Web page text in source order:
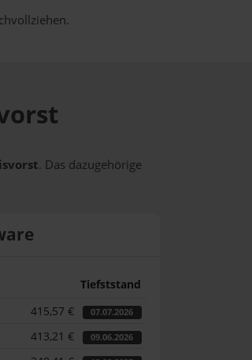
. Das dazugehörige
Tiefststand
415,57 € 07.07.2026
413,21 € 09.06.2026